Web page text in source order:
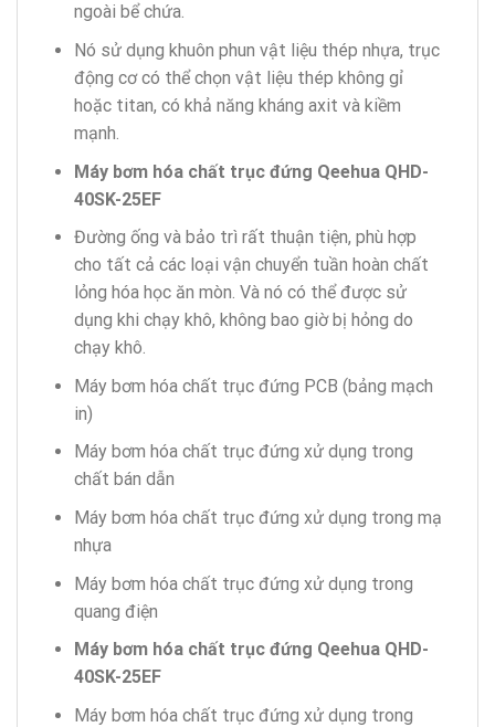
ngoài bể chứa.
Nó sử dụng khuôn phun vật liệu thép nhựa, trục
động cơ có thể chọn vật liệu thép không gỉ
hoặc titan, có khả năng kháng axit và kiềm
mạnh.
Máy bơm hóa chất trục đứng Qeehua QHD-
40SK-25EF
Đường ống và bảo trì rất thuận tiện, phù hợp
cho tất cả các loại vận chuyển tuần hoàn chất
lỏng hóa học ăn mòn. Và nó có thể được sử
dụng khi chạy khô, không bao giờ bị hỏng do
chạy khô.
Máy bơm hóa chất trục đứng PCB (bảng mạch
in)
Máy bơm hóa chất trục đứng xử dụng trong
chất bán dẫn
Máy bơm hóa chất trục đứng xử dụng trong mạ
nhựa
Máy bơm hóa chất trục đứng xử dụng trong
quang điện
Máy bơm hóa chất trục đứng Qeehua QHD-
40SK-25EF
Máy bơm hóa chất trục đứng xử dụng trong